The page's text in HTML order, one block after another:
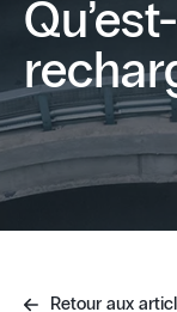
Retour aux